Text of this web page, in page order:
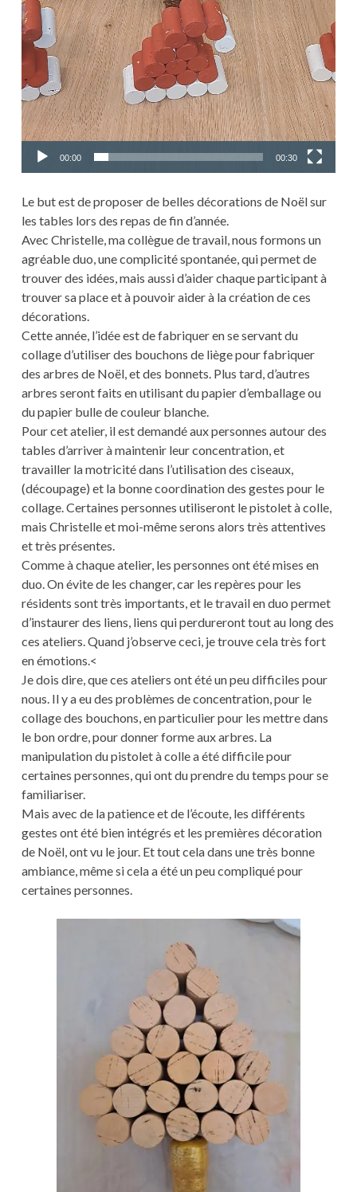
00:00 00:30
Le but est de proposer de belles décorations de Noël sur
les tables lors des repas de fin d’année.
Avec Christelle, ma collègue de travail, nous formons un
agréable duo, une complicité spontanée, qui permet de
trouver des idées, mais aussi d’aider chaque participant à
trouver sa place et à pouvoir aider à la création de ces
décorations.
Cette année, l’idée est de fabriquer en se servant du
collage d’utiliser des bouchons de liège pour fabriquer
des arbres de Noël, et des bonnets. Plus tard, d’autres
arbres seront faits en utilisant du papier d’emballage ou
du papier bulle de couleur blanche.
Pour cet atelier, il est demandé aux personnes autour des
tables d’arriver à maintenir leur concentration, et
travailler la motricité dans l’utilisation des ciseaux,
(découpage) et la bonne coordination des gestes pour le
collage. Certaines personnes utiliseront le pistolet à colle,
mais Christelle et moi-même serons alors très attentives
et très présentes.
Comme à chaque atelier, les personnes ont été mises en
duo. On évite de les changer, car les repères pour les
résidents sont très importants, et le travail en duo permet
d’instaurer des liens, liens qui perdureront tout au long des
ces ateliers. Quand j’observe ceci, je trouve cela très fort
en émotions.<
Je dois dire, que ces ateliers ont été un peu difficiles pour
nous. Il y a eu des problèmes de concentration, pour le
collage des bouchons, en particulier pour les mettre dans
le bon ordre, pour donner forme aux arbres. La
manipulation du pistolet à colle a été difficile pour
certaines personnes, qui ont du prendre du temps pour se
familiariser.
Mais avec de la patience et de l’écoute, les différents
gestes ont été bien intégrés et les premières décoration
de Noël, ont vu le jour. Et tout cela dans une très bonne
ambiance, même si cela a été un peu compliqué pour
certaines personnes.